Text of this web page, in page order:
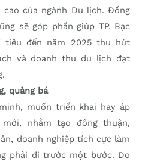
của ngành Du lịch. Đồng
sẽ góp phần giúp TP. Bạc
tiêu đến năm 2025 thu hút
và doanh thu du lịch đạt
quảng bá
muốn triển khai hay áp
nhằm tạo đồng thuận,
doanh nghiệp tích cực làm
phải đi trước một bước. Do